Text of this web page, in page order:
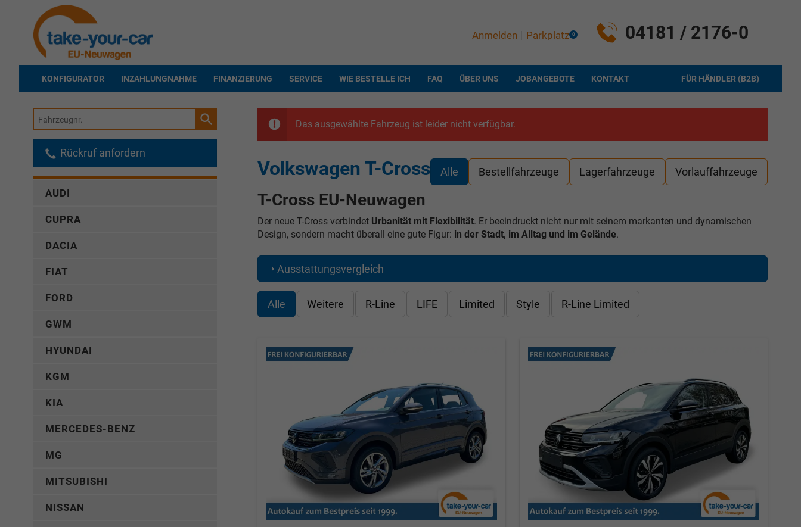
04181 / 2176-0
Anmelden Parkplatz 0
KONFIGURATOR INZAHLUNGNAHME FINANZIERUNG SERVICE WIE BESTELLE ICH FAQ ÜBER UNS JOBANGEBOTE FÜR HÄNDLER (B2B)
KONTAKT
Das ausgewählte Fahrzeug ist leider nicht verfügbar.
Alle Bestellfahrzeuge Lagerfahrzeuge Vorlauffahrzeuge
Volkswagen T-Cross
T-Cross EU-Neuwagen
Der neue T-Cross verbindet Urbanität mit Flexibilität. Er beeindruckt nicht nur mit seinem markanten und dynamischen
Design, sondern macht überall eine gute Figur: in der Stadt, im Alltag und im Gelände.
Ausstattungsvergleich
Alle Weitere R-Line LIFE Limited Style R-Line Limited
Fahrzeugnr.
Rückruf anfordern
AUDI
CUPRA
DACIA
FIAT
FORD
GWM
HYUNDAI
KGM
KIA
MERCEDES-BENZ
MG
MITSUBISHI
NISSAN